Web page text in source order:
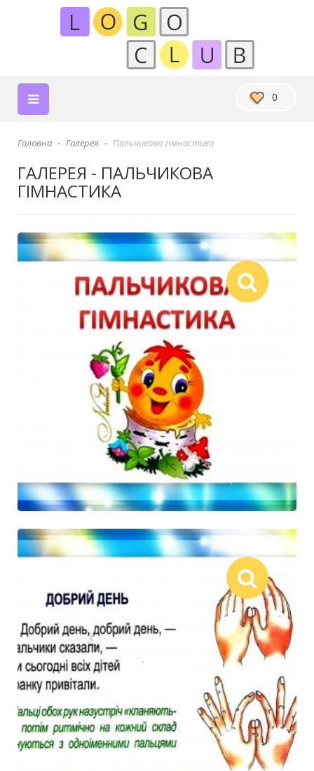
0
Головна Галерея Пальчикова гімнастика
ГАЛЕРЕЯ - ПАЛЬЧИКОВА
ГІМНАСТИКА